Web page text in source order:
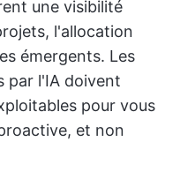
une visibilité
l'allocation
émergents. Les
par l'IA doivent
pour vous
et non